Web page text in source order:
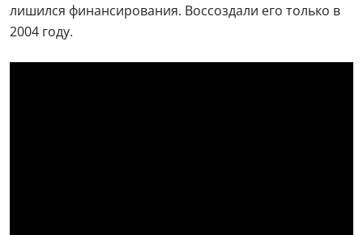
лишился финансирования. Воссоздали его только в
2004 году.